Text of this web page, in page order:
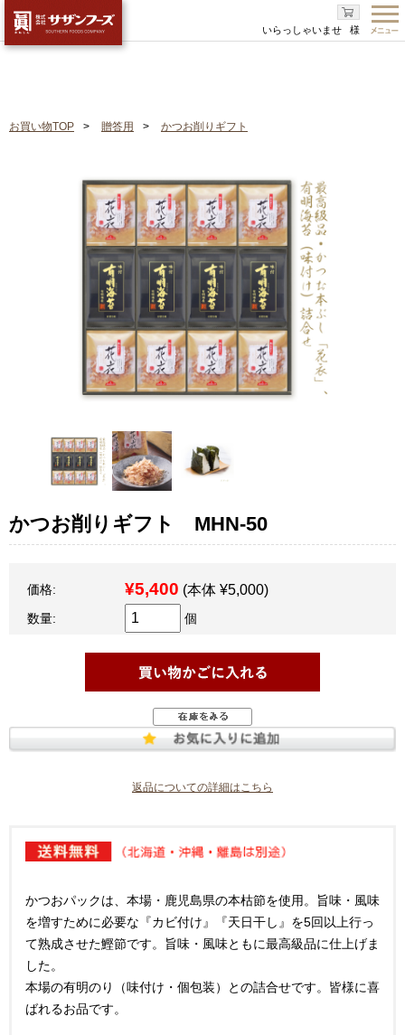
いらっしゃいませ 様
お買い物TOP 贈答用 かつお削りギフト
かつお削りギフト MHN-50
価格: ¥5,400 (本体 ¥5,000)
数量: 個
返品についての詳細はこちら
かつおパックは、本場・鹿児島県の本枯節を使用。旨味・風味
を増すために必要な『カビ付け』『天日干し』を5回以上行っ
て熟成させた鰹節です。旨味・風味ともに最高級品に仕上げま
した。
本場の有明のり（味付け・個包装）との詰合せです。皆様に喜
ばれるお品です。